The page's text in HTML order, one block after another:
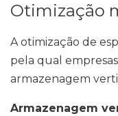
Otimização
A otimização de
pela qual
armazenagem
Armazenagem